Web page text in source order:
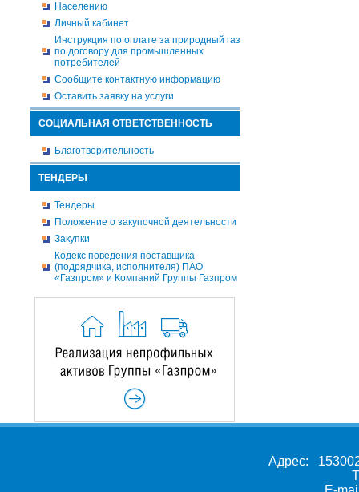
Населению
Личный кабинет
Инструкция по оплате за природный газ
по договору для промышленных
потребителей
Сообщите контактную информацию
Оставить заявку на услуги
СОЦИАЛЬНАЯ ОТВЕТСТВЕННОСТЬ
Благотворительность
ТЕНДЕРЫ
Тендеры
Положение о закупочной деятельности
Закупки
Кодекс поведения поставщика
(подрядчика, исполнителя) ПАО
«Газпром» и Компаний Группы Газпром
Адрес: